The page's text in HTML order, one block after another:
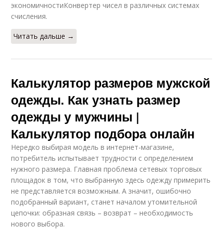
экономичностиКонвертер чисел в различных системах
счисления.
Читать дальше →
Калькулятор размеров мужской
одежды. Как узнать размер
одежды у мужчины |
Калькулятор подбора онлайн
Нередко выбирая модель в интернет-магазине,
потребитель испытывает трудности с определением
нужного размера. Главная проблема сетевых торговых
площадок в том, что выбранную здесь одежду примерить
не представляется возможным. А значит, ошибочно
подобранный вариант, станет началом утомительной
цепочки: образная связь – возврат – необходимость
нового выбора.